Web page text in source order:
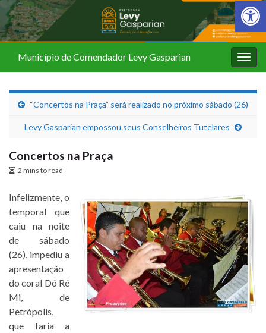
Barra de
Município de Comendador Levy Gasparian
“Concertos na Praça” será realizado no próximo sábado (26)
Levy Gasparian empossou seus Conselheiros Tutelares
Concertos na Praça
2 mins to read
Infelizmente, o
temporal que
caiu na noite
de sábado
(26), impediu a
apresentação
do coral Dó Ré
Mi, de
Petrópolis,
que faria a